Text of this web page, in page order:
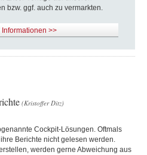
bzw. ggf. auch zu vermarkten.
>>
(Kristoffer Ditz)
Cockpit-Lösungen. Oftmals
Berichte nicht gelesen werden.
werden gerne Abweichung aus